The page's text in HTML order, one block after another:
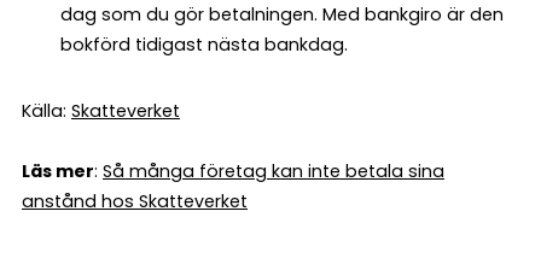
dag som du gör betalningen. Med bankgiro är den
bokförd tidigast nästa bankdag.
Källa: Skatteverket
Läs mer: Så många företag kan inte betala sina
anstånd hos Skatteverket